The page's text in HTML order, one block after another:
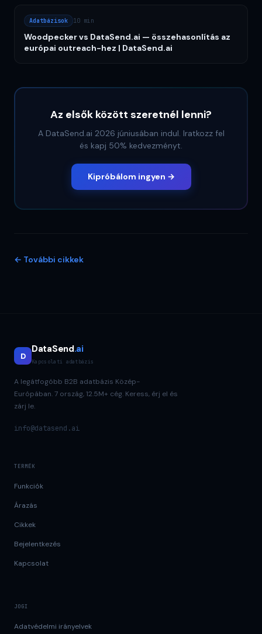
Adatbázisok 10 min
Woodpecker vs DataSend.ai — összehasonlítás az
európai outreach-hez | DataSend.ai
Az elsők között szeretnél lenni?
A DataSend.ai 2026 júniusában indul. Iratkozz fel
és kapj 50% kedvezményt.
Kipróbálom ingyen →
← További cikkek
D
DataSend.ai
Kapcsolati adatbázis
A legátfogóbb B2B adatbázis Közép-
Európában. 7 ország, 12.5M+ cég. Keress, érj el és
zárj le.
info@datasend.ai
TERMÉK
Funkciók
Árazás
Cikkek
Bejelentkezés
Kapcsolat
JOGI
Adatvédelmi irányelvek